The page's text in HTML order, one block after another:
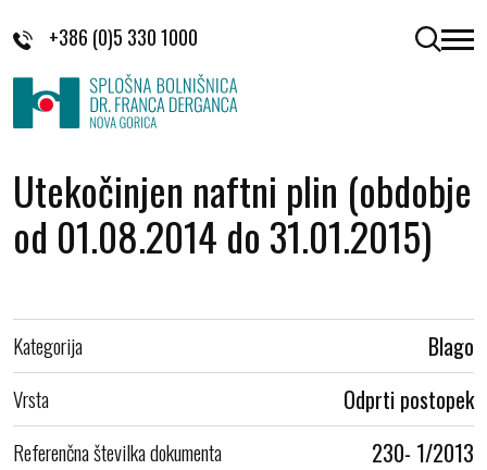
+386 (0)5 330 1000 odpri
Utekočinjen naftni plin (obdobje
od 01.08.2014 do 31.01.2015)
Kategorija Blago
Vrsta Odprti postopek
Referenčna številka dokumenta 230- 1/2013